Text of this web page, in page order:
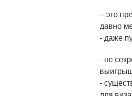
– это
давно
- даже
- не
-